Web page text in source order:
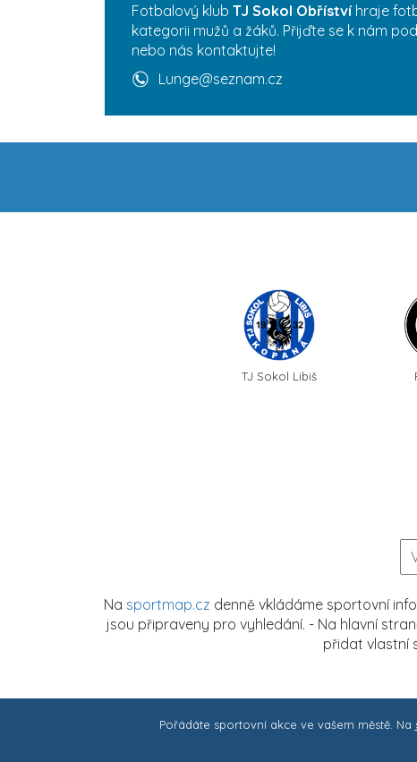
Fotbalový klub TJ Sokol Obřístvíhraje
kategorii mužů a žáků. Přijďte se k nám
nebo nás kontaktujte!
Lunge@seznam.cz
TJ Sokol Libiš
Na sportmap.cz denně vkládáme sportovní
jsou připraveny pro vyhledání. - Na hlavní
přidat vlastní
Pořádáte sportovní akce ve vašem městě. Na